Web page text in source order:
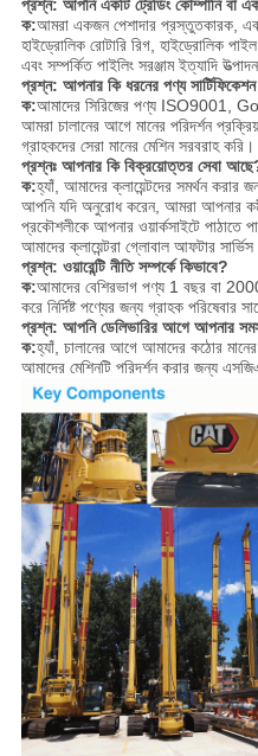
প্রশ্ন: আপনি একটি ট্রেডিং কোম্পানি বা
ক:আমরা একজন পেশাদার প্রস্তুতকারক,
হাইড্রোলিক রোটারি রিগ, হাইড্রোলিক
এবং সম্পর্কিত পাইলিং সরঞ্জাম ইত্যাদি
প্রশ্ন: আপনার কি ধরনের পণ্য
ক:আমাদের সিরিজের পণ্য ISO9001,
আমরা চালানের আগে মানের পরিদর্শন
গ্রাহকদের সেরা মানের মেশিন সরবরাহ করি।
প্রশ্নঃ আপনার কি বিক্রয়োত্তর সেবা
ক:হ্যাঁ, আমাদের ক্লায়েন্টদের সমর্থন করার
আপনি যদি অনুরোধ করেন, আমরা আপনার
প্রকৌশলীকে আপনার ওয়ার্কসাইটে পাঠাতে
আমাদের ক্লায়েন্টরা গ্লোবাল আফটার
প্রশ্ন: ওয়ারেন্টি নীতি সম্পর্কে কিভাবে?
ক:আমাদের বেশিরভাগ পণ্য 1 বছর বা 2000
করে নির্দিষ্ট পণ্যের জন্য গ্রাহক পরিষেবার
প্রশ্ন: আপনি ডেলিভারির আগে আপনার
ক:হ্যাঁ, চালানের আগে আমাদের কঠোর মানের
আমাদের মেশিনটি পরিদর্শন করার জন্য